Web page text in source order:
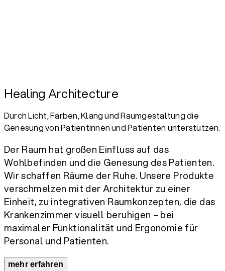
Healing Architecture
Durch Licht, Farben, Klang und Raumgestaltung die
Genesung von Patientinnen und Patienten unterstützen.
Der Raum hat großen Einfluss auf das
Wohlbefinden und die Genesung des Patienten.
Wir schaffen Räume der Ruhe. Unsere Produkte
verschmelzen mit der Architektur zu einer
Einheit, zu integrativen Raumkonzepten, die das
Krankenzimmer visuell beruhigen – bei
maximaler Funktionalität und Ergonomie für
Personal und Patienten.
mehr erfahren